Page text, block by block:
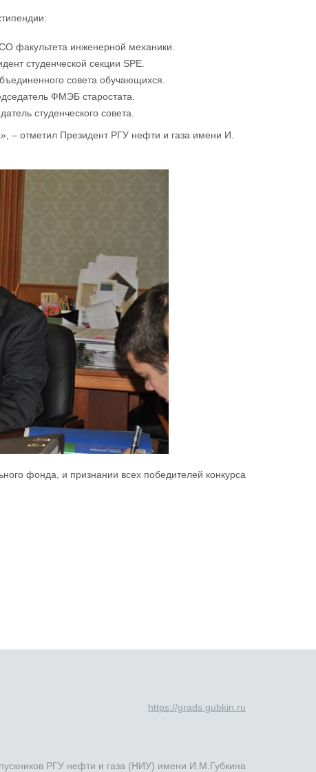
факультета инженерной механики.
студенческой секции SPE.
совета обучающихся.
ФМЭБ старостата.
студенческого совета.
– отметил Президент РГУ нефти и газа имени И.
фонда, и признании всех победителей конкурса
https://grads.gubkin.ru
РГУ нефти и газа (НИУ) имени И.М.Губкина